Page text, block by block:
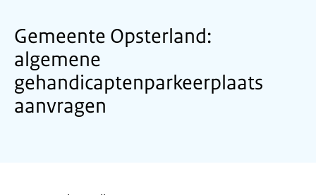
Gemeente Opsterland:
algemene
gehandicaptenparkeerplaats
aanvragen